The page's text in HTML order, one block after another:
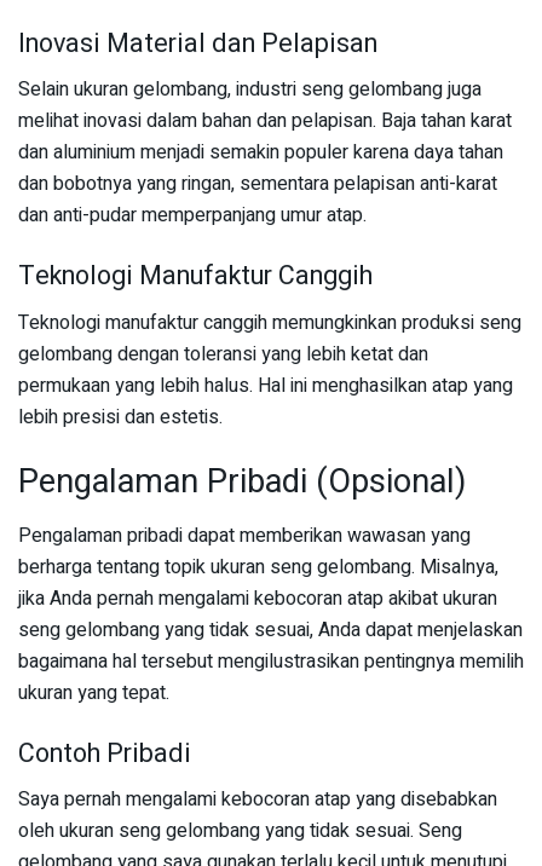
Inovasi Material dan Pelapisan
Selain ukuran gelombang, industri seng gelombang juga
melihat inovasi dalam bahan dan pelapisan. Baja tahan karat
dan aluminium menjadi semakin populer karena daya tahan
dan bobotnya yang ringan, sementara pelapisan anti-karat
dan anti-pudar memperpanjang umur atap.
Teknologi Manufaktur Canggih
Teknologi manufaktur canggih memungkinkan produksi seng
gelombang dengan toleransi yang lebih ketat dan
permukaan yang lebih halus. Hal ini menghasilkan atap yang
lebih presisi dan estetis.
Pengalaman Pribadi (Opsional)
Pengalaman pribadi dapat memberikan wawasan yang
berharga tentang topik ukuran seng gelombang. Misalnya,
jika Anda pernah mengalami kebocoran atap akibat ukuran
seng gelombang yang tidak sesuai, Anda dapat menjelaskan
bagaimana hal tersebut mengilustrasikan pentingnya memilih
ukuran yang tepat.
Contoh Pribadi
Saya pernah mengalami kebocoran atap yang disebabkan
oleh ukuran seng gelombang yang tidak sesuai. Seng